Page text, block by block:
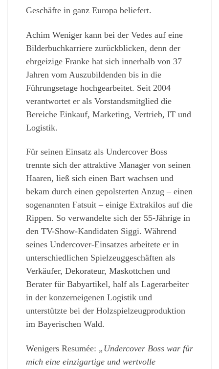
Geschäfte in ganz Europa beliefert.
Achim Weniger kann bei der Vedes auf eine
Bilderbuchkarriere zurückblicken, denn der
ehrgeizige Franke hat sich innerhalb von 37
Jahren vom Auszubildenden bis in die
Führungsetage hochgearbeitet. Seit 2004
verantwortet er als Vorstandsmitglied die
Bereiche Einkauf, Marketing, Vertrieb, IT und
Logistik.
Für seinen Einsatz als Undercover Boss
trennte sich der attraktive Manager von seinen
Haaren, ließ sich einen Bart wachsen und
bekam durch einen gepolsterten Anzug – einen
sogenannten Fatsuit – einige Extrakilos auf die
Rippen. So verwandelte sich der 55-Jährige in
den TV-Show-Kandidaten Siggi. Während
seines Undercover-Einsatzes arbeitete er in
unterschiedlichen Spielzeuggeschäften als
Verkäufer, Dekorateur, Maskottchen und
Berater für Babyartikel, half als Lagerarbeiter
in der konzerneigenen Logistik und
unterstützte bei der Holzspielzeugproduktion
im Bayerischen Wald.
Wenigers Resumée: „Undercover Boss war für
mich eine einzigartige und wertvolle